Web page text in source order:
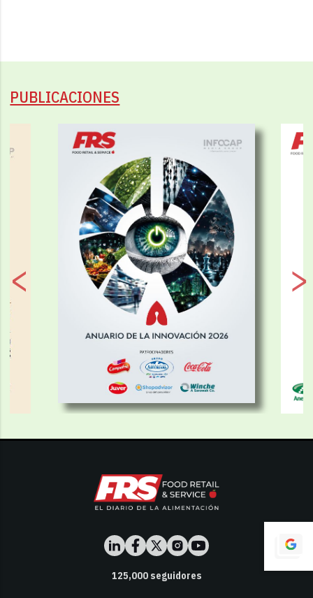
PUBLICACIONES
125,000seguidores